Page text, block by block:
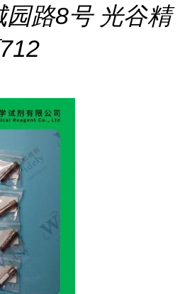
园路8号 光谷精